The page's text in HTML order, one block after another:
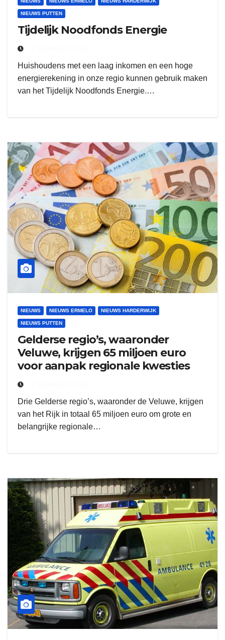
NIEUWS PUTTEN
Tijdelijk Noodfonds Energie
Huishoudens met een laag inkomen en een hoge
energierekening in onze regio kunnen gebruik maken
van het Tijdelijk Noodfonds Energie.…
NIEUWS NIEUWS ERMELO NIEUWS HARDERWIJK
NIEUWS PUTTEN
Gelderse regio’s, waaronder
Veluwe, krijgen 65 miljoen euro
voor aanpak regionale kwesties
Drie Gelderse regio’s, waaronder de Veluwe, krijgen
van het Rijk in totaal 65 miljoen euro om grote en
belangrijke regionale…